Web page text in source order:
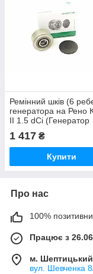
Ремінний шків (6
генератора на Рено
II 1.5 dCi (Генератор
Bosch) 2008->INA
(Німеччина)
1 417 ₴
Купити
Про нас
100%
Працює з
м. Шептицький
вул. Шевченка